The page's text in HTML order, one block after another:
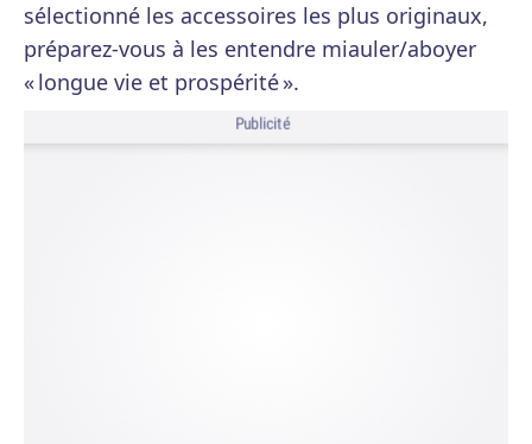
sélectionné les accessoires les plus originaux,
préparez-vous à les entendre miauler/aboyer
« longue vie et prospérité ».
Publicité